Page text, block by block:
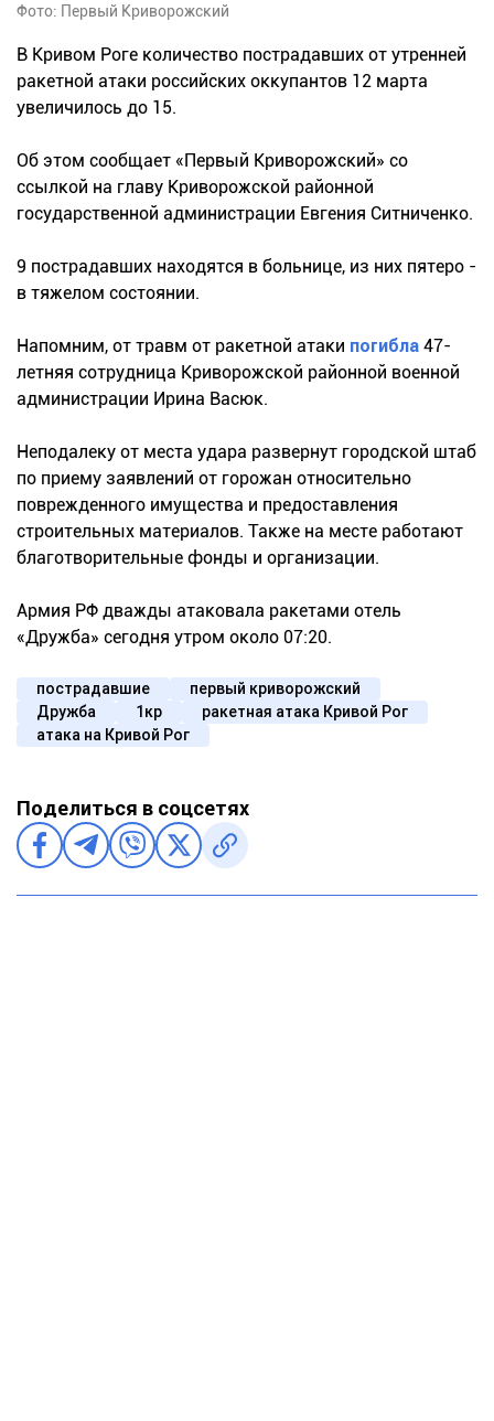
Фото: Первый Криворожский
В Кривом Роге количество пострадавших от утренней
ракетной атаки российских оккупантов 12 марта
увеличилось до 15.
Об этом сообщает «Первый Криворожский» со
ссылкой на главу Криворожской районной
государственной администрации Евгения Ситниченко.
9 пострадавших находятся в больнице, из них пятеро -
в тяжелом состоянии.
Напомним, от травм от ракетной атаки погибла 47-
летняя сотрудница Криворожской районной военной
администрации Ирина Васюк.
Неподалеку от места удара развернут городской штаб
по приему заявлений от горожан относительно
поврежденного имущества и предоставления
строительных материалов. Также на месте работают
благотворительные фонды и организации.
Армия РФ дважды атаковала ракетами отель
«Дружба» сегодня утром около 07:20.
пострадавшие
первый криворожский
Дружба
1кр
ракетная атака Кривой Рог
атака на Кривой Рог
Поделиться в соцсетях